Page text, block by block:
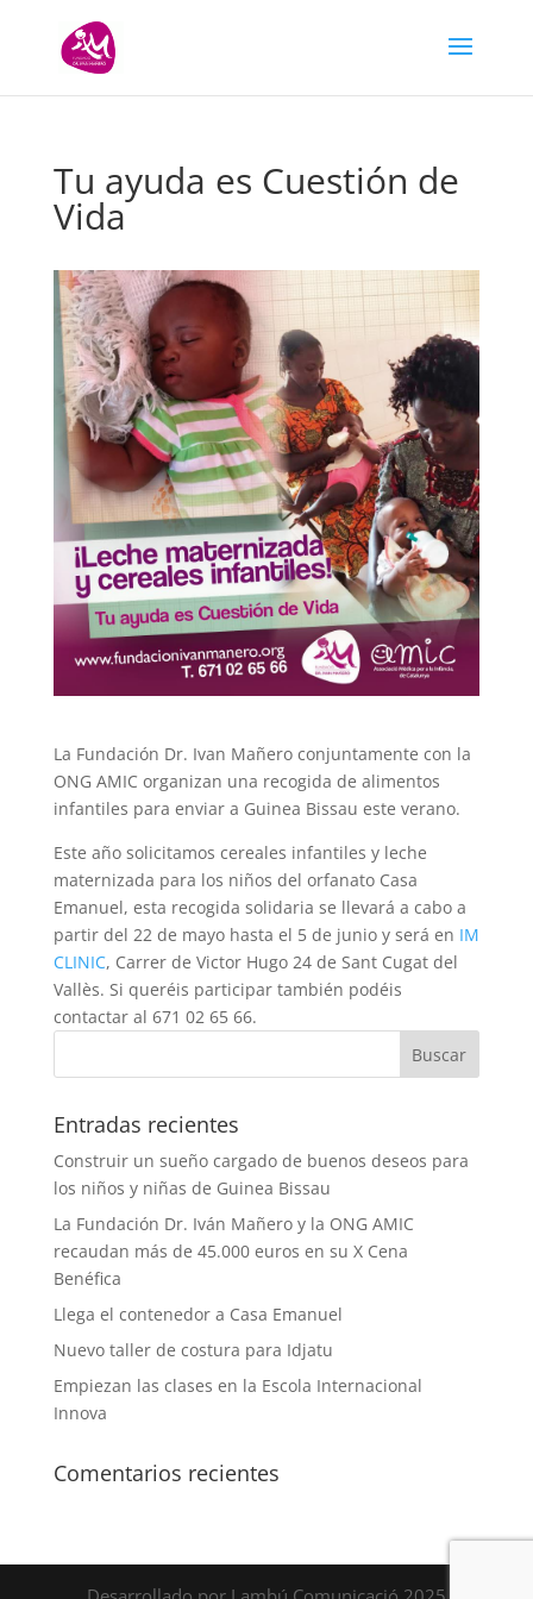
Tu ayuda es Cuestión de
Vida
La Fundación Dr. Ivan Mañero conjuntamente con la
ONG AMIC organizan una recogida de alimentos
infantiles para enviar a Guinea Bissau este verano.
Este año solicitamos cereales infantiles y leche
maternizada para los niños del orfanato Casa
Emanuel, esta recogida solidaria se llevará a cabo a
partir del 22 de mayo hasta el 5 de junio y será en IM
CLINIC, Carrer de Victor Hugo 24 de Sant Cugat del
Vallès. Si queréis participar también podéis
contactar al 671 02 65 66.
Entradas recientes
Construir un sueño cargado de buenos deseos para
los niños y niñas de Guinea Bissau
La Fundación Dr. Iván Mañero y la ONG AMIC
recaudan más de 45.000 euros en su X Cena
Benéfica
Llega el contenedor a Casa Emanuel
Nuevo taller de costura para Idjatu
Empiezan las clases en la Escola Internacional
Innova
Comentarios recientes